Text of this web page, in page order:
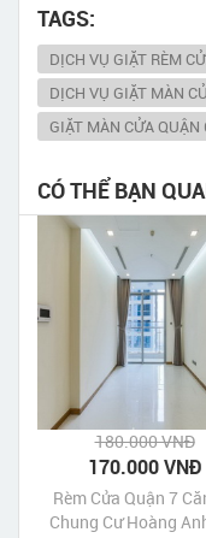
TAGS:
DỊCH VỤ GIẶT RÈM
DỊCH VỤ GIẶT MÀN
GIẶT MÀN CỬA QUẬN
CÓ THỂ BẠN
180.000 VNĐ
170.000 VNĐ
Rèm Cửa Quận 7
Chung Cư Hoàng